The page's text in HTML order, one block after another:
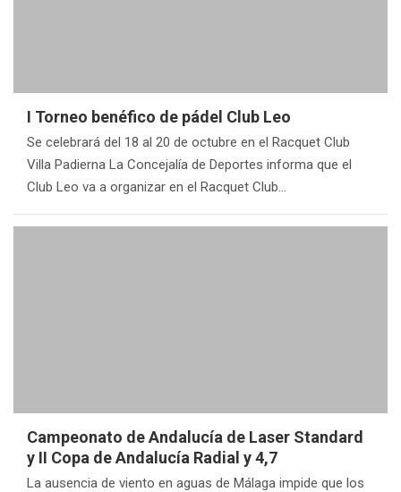
I Torneo benéfico de pádel Club Leo
Se celebrará del 18 al 20 de octubre en el Racquet Club
Villa Padierna La Concejalía de Deportes informa que el
Club Leo va a organizar en el Racquet Club…
Campeonato de Andalucía de Laser Standard
y II Copa de Andalucía Radial y 4,7
La ausencia de viento en aguas de Málaga impide que los